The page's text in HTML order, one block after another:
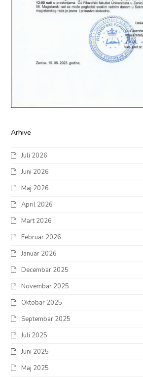
Arhive
Juli 2026
Juni 2026
Maj 2026
April 2026
Mart 2026
Februar 2026
Januar 2026
Decembar 2025
Novembar 2025
Oktobar 2025
Septembar 2025
Juli 2025
Juni 2025
Maj 2025